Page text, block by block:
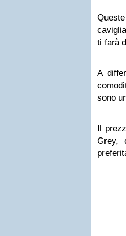
ti farà
A
sono
Il
Grey,